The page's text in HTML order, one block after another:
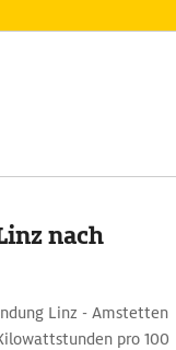
nach
Linz - Amstetten
pro 100